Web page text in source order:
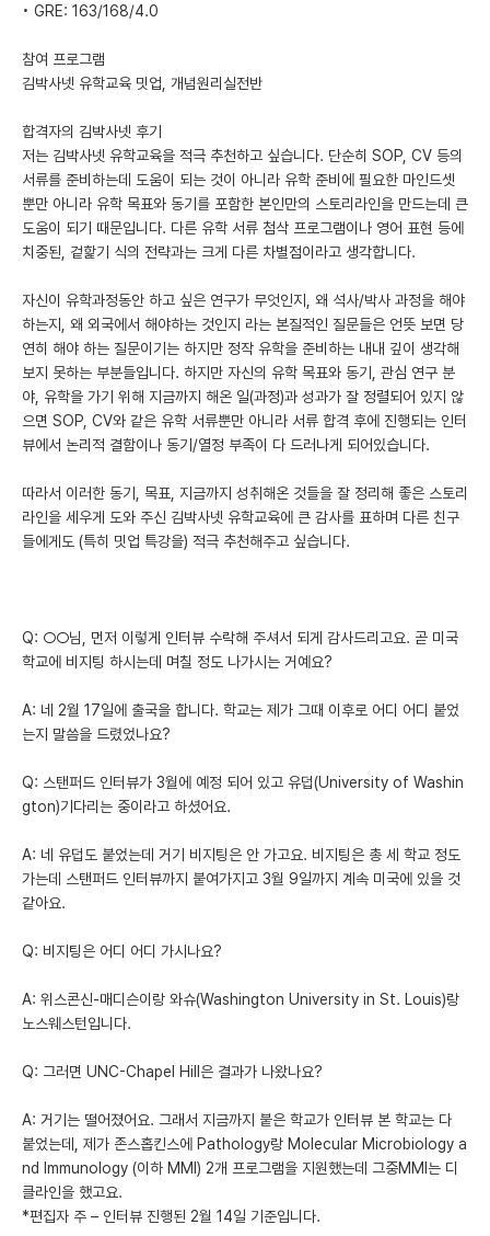
• GRE: 163/168/4.0
참여 프로그램
김박사넷 유학교육 밋업, 개념원리실전반
합격자의 김박사넷 후기
저는 김박사넷 유학교육을 적극 추천하고 싶습니다. 단순히 SOP, CV 등의
서류를 준비하는데 도움이 되는 것이 아니라 유학 준비에 필요한 마인드셋
뿐만 아니라 유학 목표와 동기를 포함한 본인만의 스토리라인을 만드는데 큰
도움이 되기 때문입니다. 다른 유학 서류 첨삭 프로그램이나 영어 표현 등에
치중된, 겉핥기 식의 전략과는 크게 다른 차별점이라고 생각합니다.
자신이 유학과정동안 하고 싶은 연구가 무엇인지, 왜 석사/박사 과정을 해야
하는지, 왜 외국에서 해야하는 것인지 라는 본질적인 질문들은 언뜻 보면 당
연히 해야 하는 질문이기는 하지만 정작 유학을 준비하는 내내 깊이 생각해
보지 못하는 부분들입니다. 하지만 자신의 유학 목표와 동기, 관심 연구 분
야, 유학을 가기 위해 지금까지 해온 일(과정)과 성과가 잘 정렬되어 있지 않
으면 SOP, CV와 같은 유학 서류뿐만 아니라 서류 합격 후에 진행되는 인터
뷰에서 논리적 결함이나 동기/열정 부족이 다 드러나게 되어있습니다.
따라서 이러한 동기, 목표, 지금까지 성취해온 것들을 잘 정리해 좋은 스토리
라인을 세우게 도와 주신 김박사넷 유학교육에 큰 감사를 표하며 다른 친구
들에게도 (특히 밋업 특강을) 적극 추천해주고 싶습니다.
Q: ○○님, 먼저 이렇게 인터뷰 수락해 주셔서 되게 감사드리고요. 곧 미국
학교에 비지팅 하시는데 며칠 정도 나가시는 거예요?
A: 네 2월 17일에 출국을 합니다. 학교는 제가 그때 이후로 어디 어디 붙었
는지 말씀을 드렸었나요?
Q: 스탠퍼드 인터뷰가 3월에 예정 되어 있고 유덥(University of Washin
gton)기다리는 중이라고 하셨어요.
A: 네 유덥도 붙었는데 거기 비지팅은 안 가고요. 비지팅은 총 세 학교 정도
가는데 스탠퍼드 인터뷰까지 붙여가지고 3월 9일까지 계속 미국에 있을 것
같아요.
Q: 비지팅은 어디 어디 가시나요?
A: 위스콘신-매디슨이랑 와슈(Washington University in St. Louis)랑
노스웨스턴입니다.
Q: 그러면 UNC-Chapel Hill은 결과가 나왔나요?
A: 거기는 떨어졌어요. 그래서 지금까지 붙은 학교가 인터뷰 본 학교는 다
붙었는데, 제가 존스홉킨스에 Pathology랑 Molecular Microbiology a
nd Immunology (이하 MMI) 2개 프로그램을 지원했는데 그중MMI는 디
클라인을 했고요.
*편집자 주 – 인터뷰 진행된 2월 14일 기준입니다.